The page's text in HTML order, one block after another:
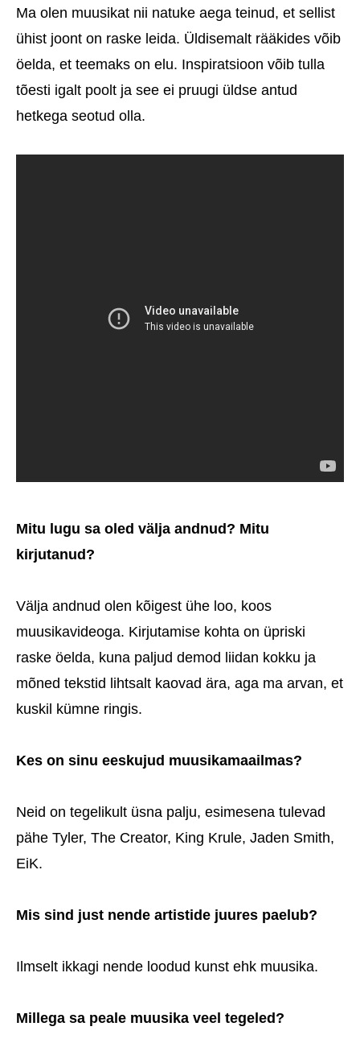
Ma olen muusikat nii natuke aega teinud, et sellist
ühist joont on raske leida. Üldisemalt rääkides võib
öelda, et teemaks on elu. Inspiratsioon võib tulla
tõesti igalt poolt ja see ei pruugi üldse antud
hetkega seotud olla.
Mitu lugu sa oled välja andnud? Mitu
kirjutanud?
Välja andnud olen kõigest ühe loo, koos
muusikavideoga. Kirjutamise kohta on üpriski
raske öelda, kuna paljud demod liidan kokku ja
mõned tekstid lihtsalt kaovad ära, aga ma arvan, et
kuskil kümne ringis.
Kes on sinu eeskujud muusikamaailmas?
Neid on tegelikult üsna palju, esimesena tulevad
pähe Tyler, The Creator, King Krule, Jaden Smith,
EiK.
Mis sind just nende artistide juures paelub?
Ilmselt ikkagi nende loodud kunst ehk muusika.
Millega sa peale muusika veel tegeled?